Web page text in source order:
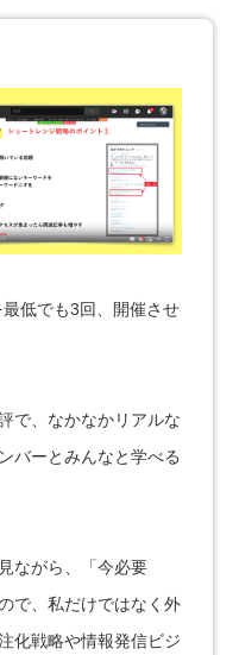
低でも3回、開催させ
で、なかなかリアルな
バーとみんなと学べる
ながら、「今必要
で、私だけではなく外
化戦略や情報発信ビジ